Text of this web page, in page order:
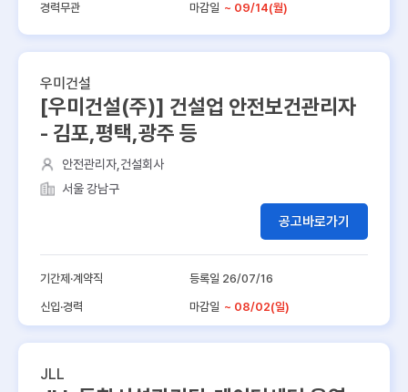
경력무관 마감일 ~ 09/14(월)
우미건설
[우미건설(주)] 건설업 안전보건관리자
- 김포,평택,광주 등
안전관리자,건설회사
서울 강남구
공고바로가기
기간제·계약직 등록일 26/07/16
신입·경력 마감일 ~ 08/02(일)
JLL